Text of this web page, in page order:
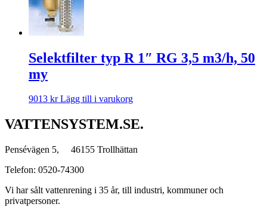
Selektfilter typ R 1″ RG 3,5 m3/h, 50
my
9013 kr Lägg till i varukorg
VATTENSYSTEM.SE.
Pensévägen 5, 46155 Trollhättan
Telefon: 0520-74300
Vi har sålt vattenrening i 35 år, till industri, kommuner och
privatpersoner.